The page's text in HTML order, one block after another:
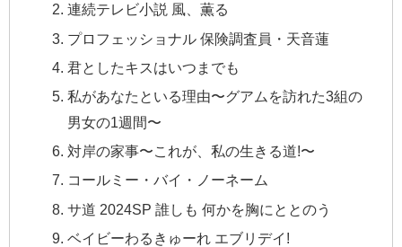
連続テレビ小説 風、薫る
プロフェッショナル 保険調査員・天音蓮
君としたキスはいつまでも
私があなたといる理由〜グアムを訪れた3組の
男女の1週間〜
対岸の家事〜これが、私の生きる道!〜
コールミー・バイ・ノーネーム
サ道 2024SP 誰しも 何かを胸にととのう
ベイビーわるきゅーれ エブリデイ!